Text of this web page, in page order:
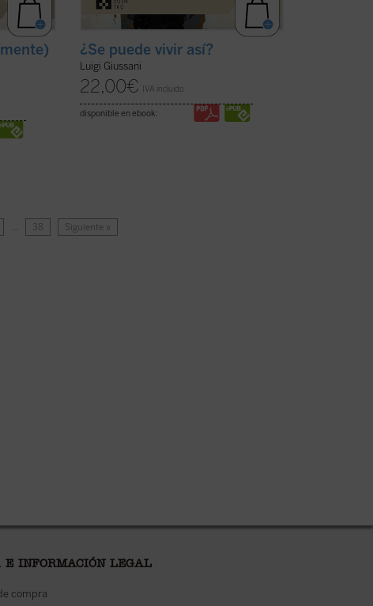
¿Se puede vivir así?
Luigi Giussani
22,00€ IVA incluido
disponible en ebook:
… 38 Siguiente »
E INFORMACIÓN LEGAL
compra